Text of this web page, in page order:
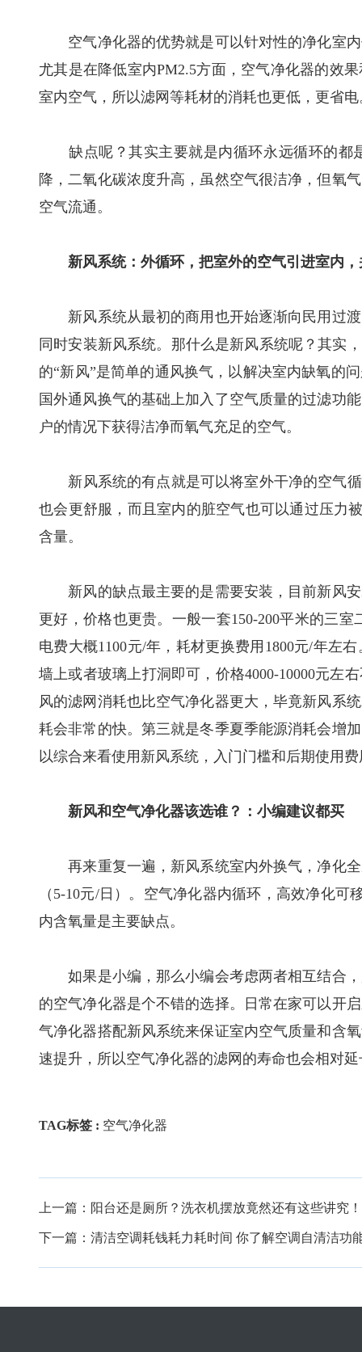
空气净化器的优势就是可以针对性的净化室内
尤其是在降低室内PM2.5方面，空气净化器的效
室内空气，所以滤网等耗材的消耗也更低，更省电
缺点呢？其实主要就是内循环永远循环的都
降，二氧化碳浓度升高，虽然空气很洁净，但氧
空气流通。
新风系统：外循环，把室外的空气引进室内，
新风系统从最初的商用也开始逐渐向民用过渡
同时安装新风系统。那什么是新风系统呢？其实
的“新风”是简单的通风换气，以解决室内缺氧的
国外通风换气的基础上加入了空气质量的过滤功
户的情况下获得洁净而氧气充足的空气。
新风系统的有点就是可以将室外干净的空气循
也会更舒服，而且室内的脏空气也可以通过压力
含量。
新风的缺点最主要的是需要安装，目前新风安
更好，价格也更贵。一般一套150-200平米的三
电费大概1100元/年，耗材更换费用1800元/年左
墙上或者玻璃上打洞即可，价格4000-10000元左
风的滤网消耗也比空气净化器更大，毕竟新风系
耗会非常的快。第三就是冬季夏季能源消耗会增
以综合来看使用新风系统，入门门槛和后期使用
新风和空气净化器该选谁？：小编建议都买
再来重复一遍，新风系统室内外换气，净化全
（5-10元/日）。空气净化器内循环，高效净化
内含氧量是主要缺点。
如果是小编，那么小编会考虑两者相互结合，
的空气净化器是个不错的选择。日常在家可以开
气净化器搭配新风系统来保证室内空气质量和含
速提升，所以空气净化器的滤网的寿命也会相对
TAG标签 : 空气净化器
上一篇： 阳台还是厕所？洗衣机摆放竟然还有这些讲究！
下一篇： 清洁空调耗钱耗力耗时间 你了解空调自清洁功